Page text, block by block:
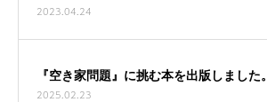
2023.04.24
『空き家問題』に挑む本を出版しました。
2025.02.23